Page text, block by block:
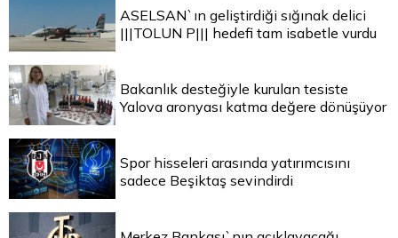
ASELSAN`ın geliştirdiği sığınak delici
|||TOLUN P||| hedefi tam isabetle vurdu
Bakanlık desteğiyle kurulan tesiste
Yalova aronyası katma değere dönüşüyor
Spor hisseleri arasında yatırımcısını
sadece Beşiktaş sevindirdi